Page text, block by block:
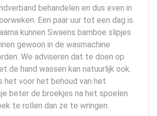
behandelen en dus even in
Een paar uur tot een dag is
kunnen Swaens bamboe slipjes
gewoon in de wasmachine
We adviseren dat te doen op
de hand wassen kan natuurlijk ook.
het voor het behoud van het
beter de broekjes na het spoelen
te rollen dan ze te wringen.